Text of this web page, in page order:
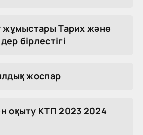
жұмыстары Тарих және
бірлестігі
жоспар
оқыту КТП 2023 2024